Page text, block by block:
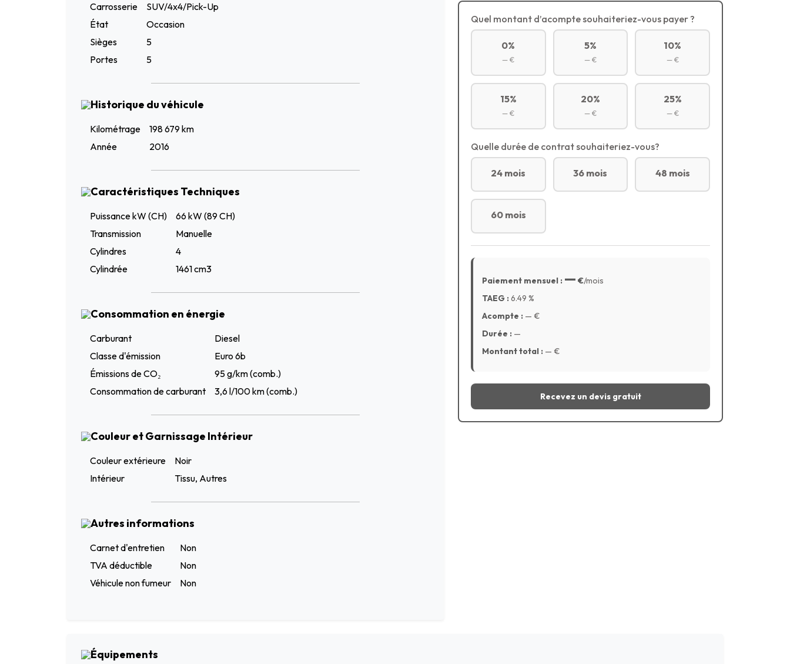
Carrosserie
SUV/4x4/Pick-Up
État
Occasion
Sièges
5
Portes
5
Historique du véhicule
Kilométrage
198 679 km
Année
2016
Caractéristiques Techniques
Puissance kW (CH)
66 kW (89 CH)
Transmission
Manuelle
Cylindres
4
Cylindrée
1461 cm3
Consommation en énergie
Carburant
Diesel
Classe d'émission
Euro 6b
Émissions de CO₂
95 g/km (comb.)
Consommation de carburant
3,6 l/100 km (comb.)
Couleur et Garnissage Intérieur
Couleur extérieure
Noir
Intérieur
Tissu, Autres
Autres informations
Carnet d'entretien
Non
TVA déductible
Non
Véhicule non fumeur
Non
Quel montant d’acompte souhaiteriez-vous payer ?
0%
— €
5%
— €
10%
— €
15%
— €
20%
— €
25%
— €
Quelle durée de contrat souhaiteriez-vous?
24 mois 36 mois 48 mois
60 mois
Paiement mensuel : — €/mois
TAEG :6.49 %
Acompte : — €
Durée : —
Montant total : — €
Recevez un devis gratuit
Équipements